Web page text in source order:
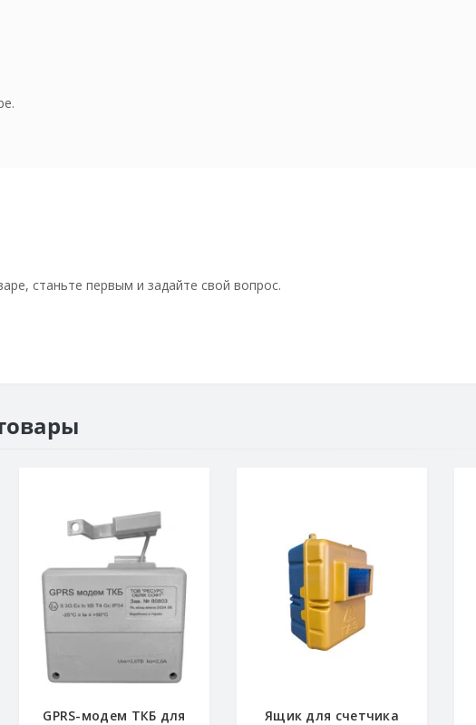
станьте первым и задайте свой вопрос.
GPRS-модем ТКБ для
Ящик для счетчика